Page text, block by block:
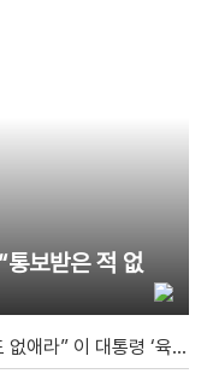
보받은 적 없
쿠데타’ 발언에 유승민 김문수 직격